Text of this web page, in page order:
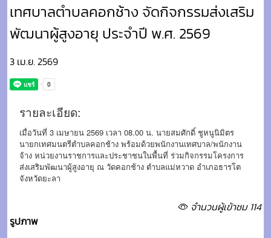
เทศบาลตำบลคอกช้าง จัดกิจกรรมส่งเสริม
พัฒนาผู้สูงอายุ ประจำปี พ.ศ. 2569
3 เม.ย. 2569
รายละเอียด:
เมื่อวันที่ 3 เมษายน 2569 เวลา 08.00 น. นายสมศักดิ์ ชูหนูนิมิตร
นายกเทศมนตรีตำบลคอกช้าง พร้อมด้วยพนักงานเทศบาล/พนักงาน
จ้าง หน่วยงานราชการและประชาชนในพื้นที่ ร่วมกิจกรรมโครงการ
ส่งเสริมพัฒนาผู้สูงอายุ ณ วัดคอกช้าง ตำบลแม่หวาด อำเภอธารโต
จังหวัดยะลา
จำนวนผู้เข้าชม 114
รูปภาพ